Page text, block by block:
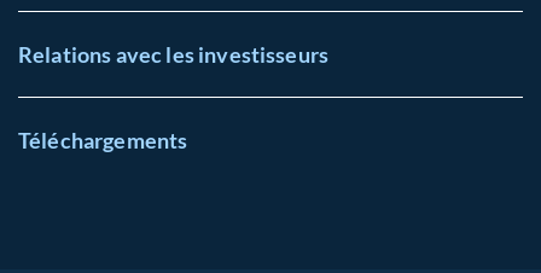
Relations avec les investisseurs
Téléchargements